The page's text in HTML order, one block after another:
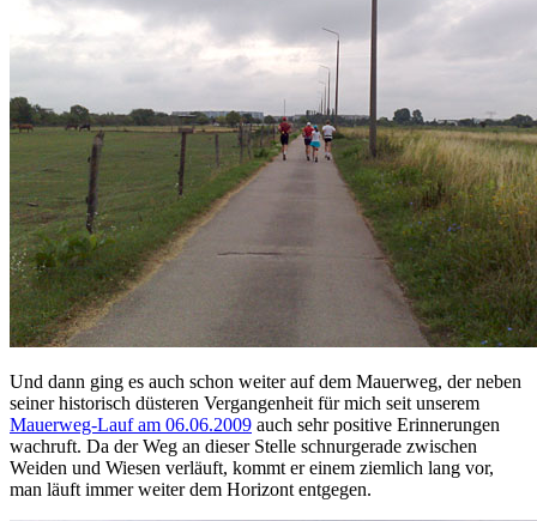
Und dann ging es auch schon weiter auf dem Mauerweg, der neben
seiner historisch düsteren Vergangenheit für mich seit unserem
Mauerweg-Lauf am 06.06.2009 auch sehr positive Erinnerungen
wachruft. Da der Weg an dieser Stelle schnurgerade zwischen
Weiden und Wiesen verläuft, kommt er einem ziemlich lang vor,
man läuft immer weiter dem Horizont entgegen.